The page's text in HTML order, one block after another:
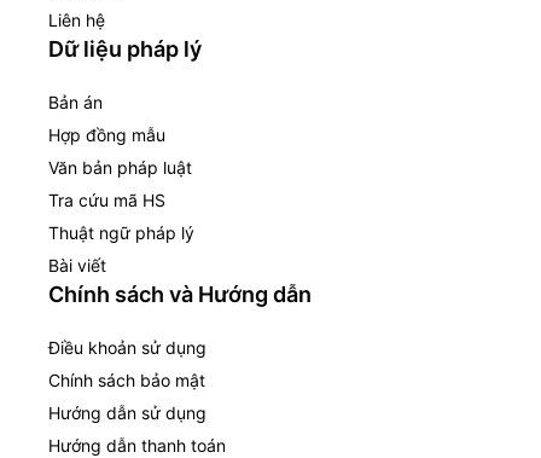
Liên hệ
Dữ liệu pháp lý
Bản án
Hợp đồng mẫu
Văn bản pháp luật
Tra cứu mã HS
Thuật ngữ pháp lý
Bài viết
Chính sách và Hướng dẫn
Điều khoản sử dụng
Chính sách bảo mật
Hướng dẫn sử dụng
Hướng dẫn thanh toán